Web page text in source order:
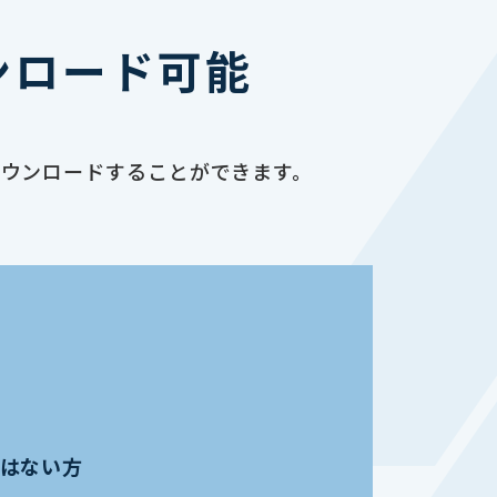
ード可能
ロードすることができます。
ない方